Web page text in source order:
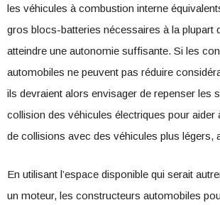
les véhicules à combustion interne
gros blocs-batteries nécessaires à la plupart
atteindre une autonomie suffisante. Si les
automobiles ne peuvent pas réduire
ils devraient alors envisager de repenser les
collision des véhicules électriques pour aider
de collisions avec des véhicules plus légers,
En utilisant l’espace disponible qui serait
un moteur, les constructeurs automobiles